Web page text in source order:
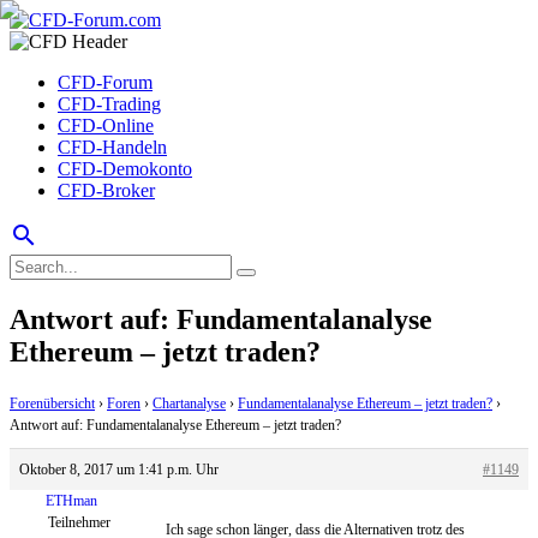
CFD-Forum
CFD-Trading
CFD-Online
CFD-Handeln
CFD-Demokonto
CFD-Broker
search
Antwort auf: Fundamentalanalyse
Ethereum – jetzt traden?
Forenübersicht › Foren › Chartanalyse › Fundamentalanalyse Ethereum – jetzt traden? ›
Antwort auf: Fundamentalanalyse Ethereum – jetzt traden?
Oktober 8, 2017 um 1:41 p.m. Uhr
#1149
ETHman
Teilnehmer
Ich sage schon länger, dass die Alternativen trotz des